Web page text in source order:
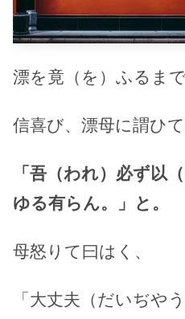
漂を竟（を）ふるま
信喜び、漂母に謂ひて
「吾（われ）必ず以
ゆる有らん。」と。
母怒りて曰はく、
「大丈夫（だいぢや